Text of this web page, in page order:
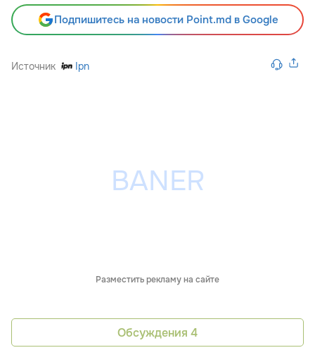
Подпишитесь на новости Point.md в Google
Источник Ipn
Разместить рекламу на сайте
Обсуждения 4